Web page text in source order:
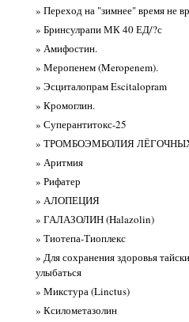
» Переход на "зимнее" время не
» Бринсулрапи МК 40 ЕД/?с
» Амифостин.
» Меропенем (Meropenem).
» Эсциталопрам Escitalopram
» Кромоглин.
» Суперантитокс-25
» ТРОМБОЭМБОЛИЯ
» Аритмия
» Рифатер
» АЛОПЕЦИЯ
» ГАЛАЗОЛИН (Halazolin)
» Тиотепа-Тиоплекс
» Для сохранения здоровья
улыбаться
» Микстура (Linctus)
» Ксилометазолин